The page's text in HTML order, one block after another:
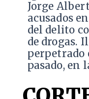
Jorge
acusados
del delito
de drogas.
perpetrado
pasado, en